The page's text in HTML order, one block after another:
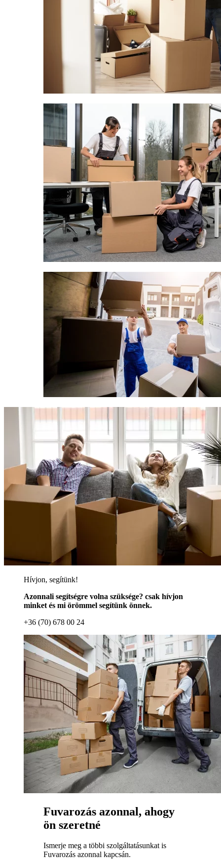
Hívjon, segítünk!
Azonnali segítségre volna szüksége? csak hívjon
minket és mi örömmel segítünk önnek.
+36 (70) 678 00 24
Fuvarozás azonnal, ahogy
ön szeretné
Ismerje meg a többi szolgáltatásunkat is
Fuvarozás azonnal kapcsán.